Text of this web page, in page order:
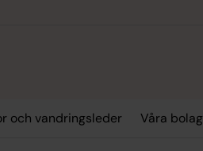
och vandringsleder Våra bolag